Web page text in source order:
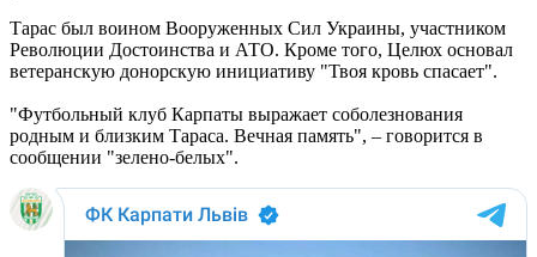
Тарас был воином Вооруженных Сил Украины, участником
Революции Достоинства и АТО. Кроме того, Целюх основал
ветеранскую донорскую инициативу "Твоя кровь спасает".
"Футбольный клуб Карпаты выражает соболезнования
родным и близким Тараса. Вечная память", – говорится в
сообщении "зелено-белых".